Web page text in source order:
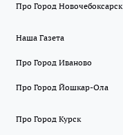
Про Город Новочебоксарск
Наша Газета
Про Город Иваново
Про Город Йошкар-Ола
Про Город Курск